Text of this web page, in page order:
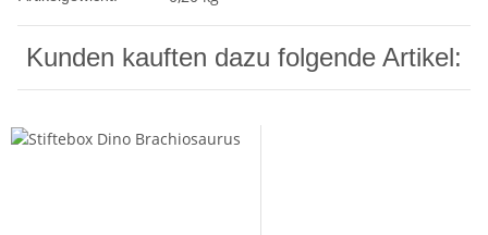
Kunden kauften dazu folgende Artikel: